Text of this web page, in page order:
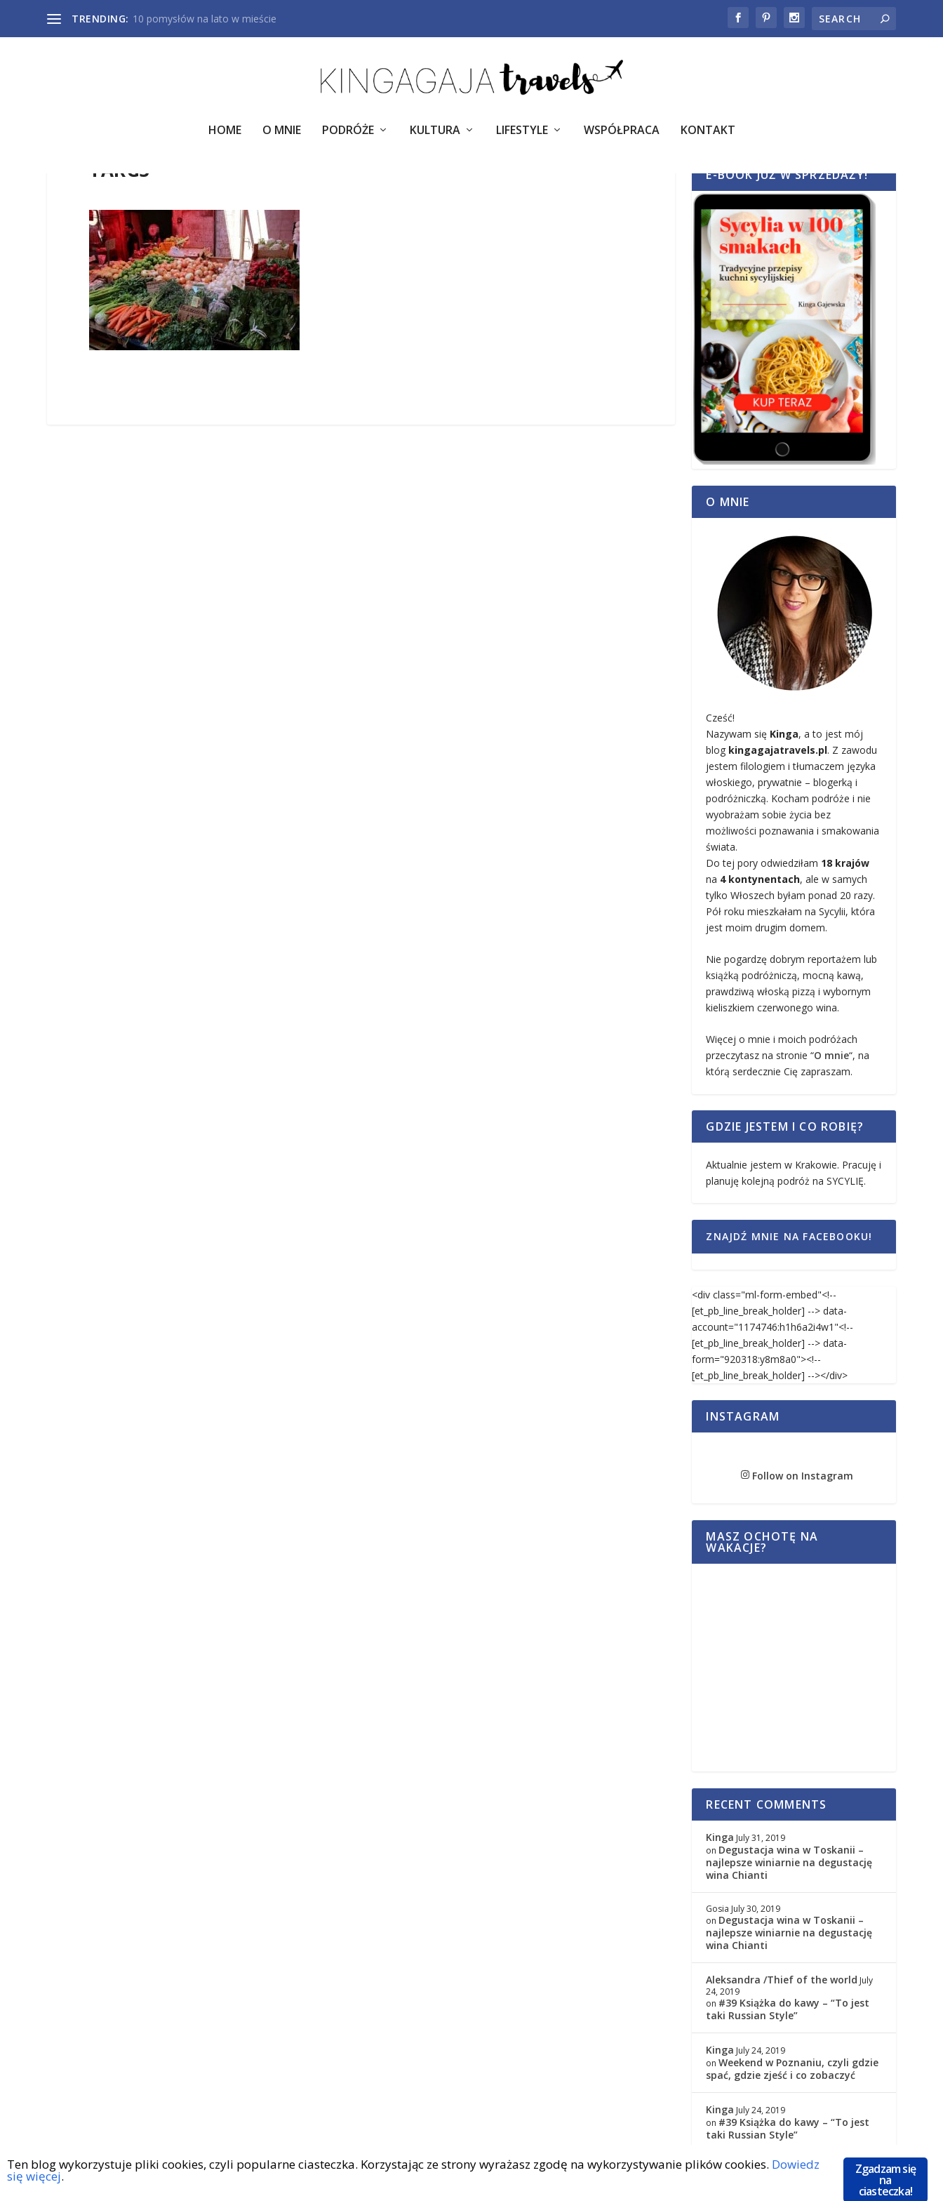
TRENDING: 10 pomysłów na lato w mieście
HOME O MNIE PODRÓŻE KULTURA LIFESTYLE WSPÓŁPRACA KONTAKT
TARG3 E-BOOK JUŻ W SPRZEDAŻY!
O MNIE
Cześć!
Nazywam się Kinga, a to jest mój
blog kingagajatravels.pl. Z zawodu
jestem filologiem i tłumaczem języka
włoskiego, prywatnie – blogerką i
podróżniczką. Kocham podróże i nie
wyobrażam sobie życia bez
możliwości poznawania i smakowania
świata.
Do tej pory odwiedziłam 18 krajów
na 4 kontynentach, ale w samych
tylko Włoszech byłam ponad 20 razy.
Pół roku mieszkałam na Sycylii, która
jest moim drugim domem.
Nie pogardzę dobrym reportażem lub
książką podróżniczą, mocną kawą,
prawdziwą włoską pizzą i wybornym
kieliszkiem czerwonego wina.
Więcej o mnie i moich podróżach
przeczytasz na stronie “O mnie“, na
którą serdecznie Cię zapraszam.
GDZIE JESTEM I CO ROBIĘ?
Aktualnie jestem w Krakowie. Pracuję i
planuję kolejną podróż na SYCYLIĘ.
ZNAJDŹ MNIE NA FACEBOOKU!
<div class="ml-form-embed"<!--
[et_pb_line_break_holder] --> data-
account="1174746:h1h6a2i4w1"<!--
[et_pb_line_break_holder] --> data-
form="920318:y8m8a0"><!--
[et_pb_line_break_holder] --></div>
INSTAGRAM
Follow on Instagram
MASZ OCHOTĘ NA
WAKACJE?
RECENT COMMENTS
Kinga July 31, 2019
on Degustacja wina w Toskanii –
najlepsze winiarnie na degustację
wina Chianti
Gosia July 30, 2019
on Degustacja wina w Toskanii –
najlepsze winiarnie na degustację
wina Chianti
Aleksandra /Thief of the world July
24, 2019
on #39 Książka do kawy – “To jest
taki Russian Style”
Kinga July 24, 2019
onWeekend w Poznaniu, czyli gdzie
spać, gdzie zjeść i co zobaczyć
Kinga July 24, 2019
on #39 Książka do kawy – “To jest
taki Russian Style”
Zgadzam się
na
ciasteczka!
Ten blog wykorzystuje pliki cookies, czyli popularne ciasteczka. Korzystając ze strony wyrażasz zgodę na wykorzystywanie plików cookies. Dowiedz
się więcej.